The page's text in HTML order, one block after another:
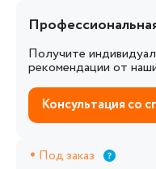
Получите
рекомендации от
Консультация со
Под заказ